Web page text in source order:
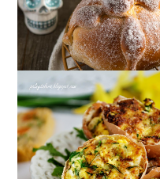
JAJA FASZEROWANE W
SKORUPKACH
PODSMAŻANE NA
MAŚLE